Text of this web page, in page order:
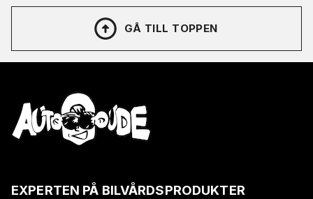
GÅ TILL TOPPEN
EXPERTEN PÅ BILVÅRDSPRODUKTER